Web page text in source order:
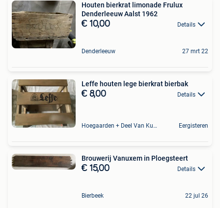
Houten bierkrat limonade Frulux
Denderleeuw Aalst 1962
€ 10,00 Details
Denderleeuw 27 mrt 22
Leffe houten lege bierkrat bierbak
€ 8,00 Details
Hoegaarden + Deel Van Kumtich + Deel Van Tienen Eergisteren
Brouwerij Vanuxem in Ploegsteert
€ 15,00 Details
Bierbeek 22 jul 26